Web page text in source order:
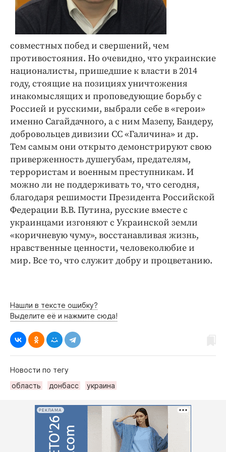
совместных побед и свершений, чем
противостояния. Но очевидно, что украинские
националисты, пришедшие к власти в 2014
году, стоящие на позициях уничтожения
инакомыслящих и проповедующие борьбу с
Россией и русскими, выбрали себе в «герои»
именно Сагайдачного, а с ним Мазепу, Бандеру,
добровольцев дивизии СС «Галичина» и др.
Тем самым они открыто демонстрируют свою
приверженность душегубам, предателям,
террористам и военным преступникам. И
можно ли не поддерживать то, что сегодня,
благодаря решимости Президента Российской
Федерации В.В. Путина, русские вместе с
украинцами изгоняют с Украинской земли
«коричневую чуму», восстанавливая жизнь,
нравственные ценности, человеколюбие и
мир. Все то, что служит добру и процветанию.
Нашли в тексте ошибку?
Выделите её и нажмите сюда!
Новости по тегу
область
донбасс украина
РЕКЛАМА